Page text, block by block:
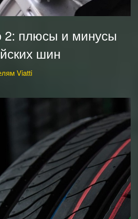
2: плюсы и минусы
шин
Viatti